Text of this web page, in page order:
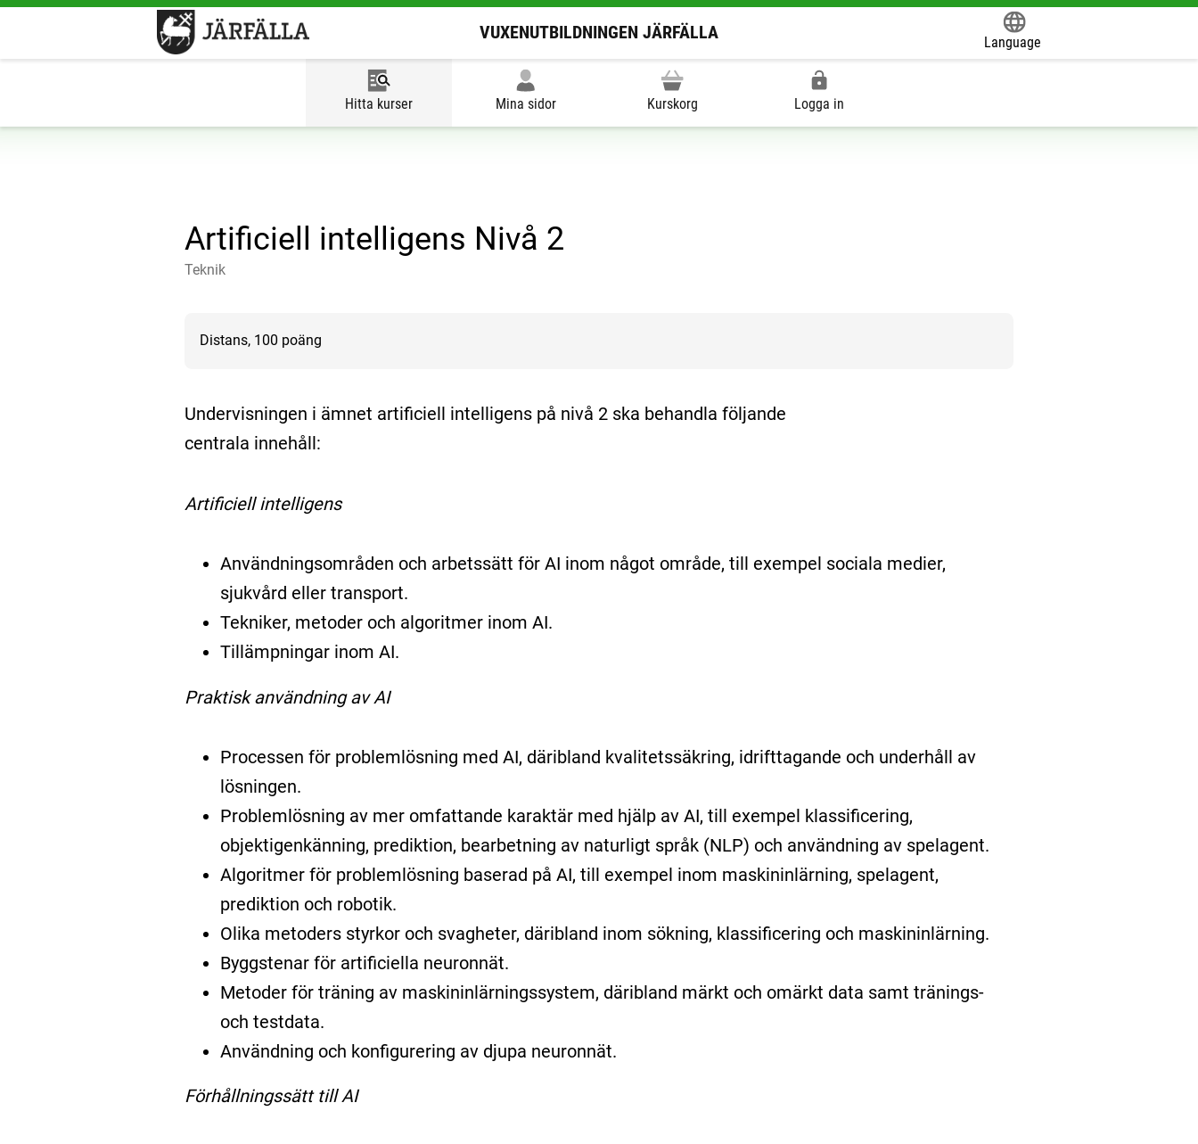
VUXENUTBILDNINGEN JÄRFÄLLA
Language
Hitta kurser Mina sidor Kurskorg Logga in
Artificiell intelligens Nivå 2
Teknik
Distans, 100 poäng
Undervisningen i ämnet artificiell intelligens på nivå 2 ska behandla följande
centrala innehåll:
Artificiell intelligens
Användningsområden och arbetssätt för AI inom något område, till exempel sociala medier,
sjukvård eller transport.
Tekniker, metoder och algoritmer inom AI.
Tillämpningar inom AI.
Praktisk användning av AI
Processen för problemlösning med AI, däribland kvalitetssäkring, idrifttagande och underhåll av
lösningen.
Problemlösning av mer omfattande karaktär med hjälp av AI, till exempel klassificering,
objektigenkänning, prediktion, bearbetning av naturligt språk (NLP) och användning av spelagent.
Algoritmer för problemlösning baserad på AI, till exempel inom maskininlärning, spelagent,
prediktion och robotik.
Olika metoders styrkor och svagheter, däribland inom sökning, klassificering och maskininlärning.
Byggstenar för artificiella neuronnät.
Metoder för träning av maskininlärningssystem, däribland märkt och omärkt data samt tränings-
och testdata.
Användning och konfigurering av djupa neuronnät.
Förhållningssätt till AI